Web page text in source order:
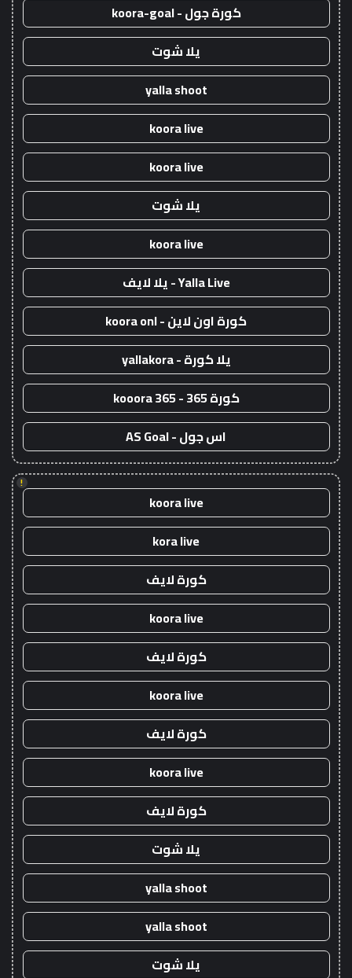
كورة جول - koora-goal
يلا شوت
yalla shoot
koora live
koora live
يلا شوت
koora live
Yalla Live - يلا لايف
كورة اون لاين - koora onl
يلا كورة - yallakora
كورة 365 - kooora 365
اس جول - AS Goal
!
koora live
kora live
كورة لايف
koora live
كورة لايف
koora live
كورة لايف
koora live
كورة لايف
يلا شوت
yalla shoot
yalla shoot
يلا شوت